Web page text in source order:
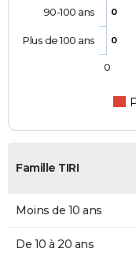
0
0
90-100 ans
Plus de 100 ans
0
Famille TIRI
Moins de 10 ans
De 10 à 20 ans